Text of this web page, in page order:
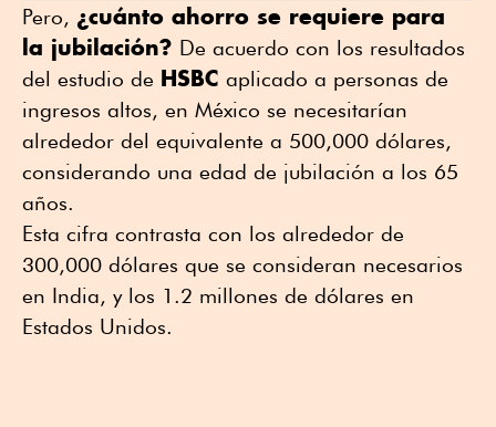
Pero, ¿cuánto ahorro se requiere para
la jubilación? De acuerdo con los resultados
del estudio de HSBC aplicado a personas de
ingresos altos, en México se necesitarían
alrededor del equivalente a 500,000 dólares,
considerando una edad de jubilación a los 65
años.
Esta cifra contrasta con los alrededor de
300,000 dólares que se consideran necesarios
en India, y los 1.2 millones de dólares en
Estados Unidos.